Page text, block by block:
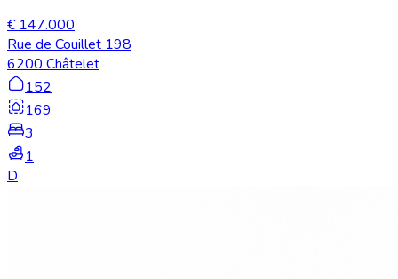
€ 147.000
Rue de Couillet 198
6200 Châtelet
152
169
3
1
D